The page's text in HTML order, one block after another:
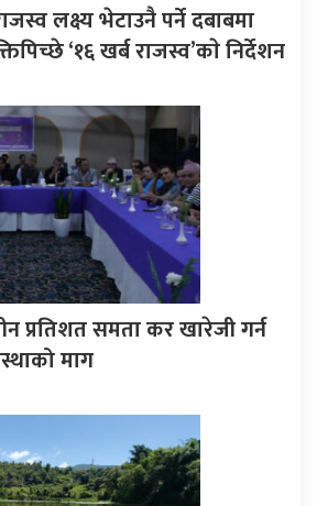
लक्ष्य भेटाउनै पर्ने दबाबमा
‘१६ खर्ब राजस्व’काे निर्देशन
प्रतिशत समता कर खारेजी गर्न
माग